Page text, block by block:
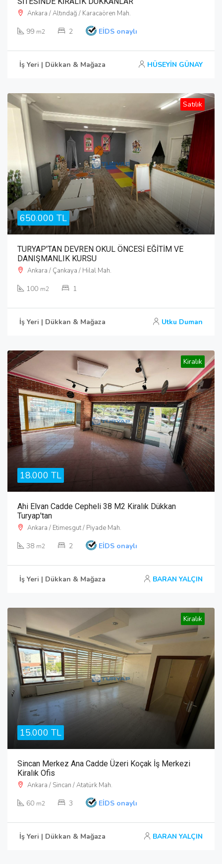
Ankara / Altındağ / Karacaören Mah.
99 m2 2 EİDS onaylı
İş Yeri | Dükkan & Mağaza HÜSEYİN GÜNAY
Satılık
650.000 TL
TURYAP'TAN DEVREN OKUL ÖNCESİ EĞİTİM VE
DANIŞMANLIK KURSU
Ankara / Çankaya / Hilal Mah.
100 m2 1
İş Yeri | Dükkan & Mağaza Utku Duman
Kiralık
18.000 TL
Ahi Elvan Cadde Cepheli 38 M2 Kiralık Dükkan
Turyap'tan
Ankara / Etimesgut / Piyade Mah.
38 m2 2 EİDS onaylı
İş Yeri | Dükkan & Mağaza BARAN YALÇIN
Kiralık
15.000 TL
Sincan Merkez Ana Cadde Üzeri Koçak İş Merkezi
Kiralık Ofis
Ankara / Sincan / Atatürk Mah.
60 m2 3 EİDS onaylı
İş Yeri | Dükkan & Mağaza BARAN YALÇIN